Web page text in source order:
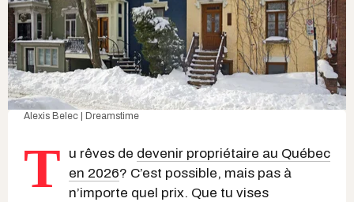
Alexis Belec | Dreamstime
T u rêves de devenir propriétaire au Québec
en 2026? C’est possible, mais pas à
n’importe quel prix. Que tu vises